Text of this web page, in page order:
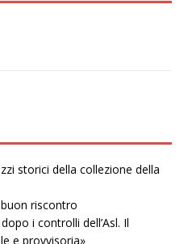
storici della collezione della
riscontro
i controlli dell’Asl. Il
e provvisoria»